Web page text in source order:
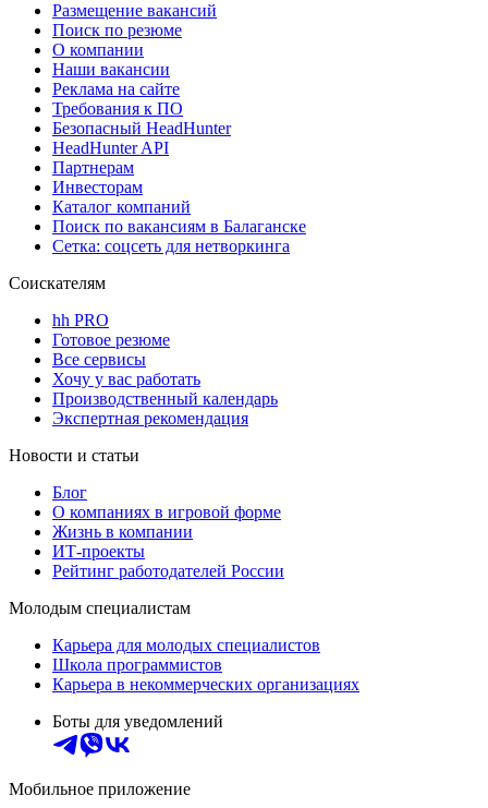
Размещение вакансий
Поиск по резюме
О компании
Наши вакансии
Реклама на сайте
Требования к ПО
Безопасный HeadHunter
HeadHunter API
Партнерам
Инвесторам
Каталог компаний
Поиск по вакансиям в Балаганске
Сетка: соцсеть для нетворкинга
Соискателям
hh PRO
Готовое резюме
Все сервисы
Хочу у вас работать
Производственный календарь
Экспертная рекомендация
Новости и статьи
Блог
О компаниях в игровой форме
Жизнь в компании
ИТ-проекты
Рейтинг работодателей России
Молодым специалистам
Карьера для молодых специалистов
Школа программистов
Карьера в некоммерческих организациях
Боты для уведомлений
Мобильное приложение